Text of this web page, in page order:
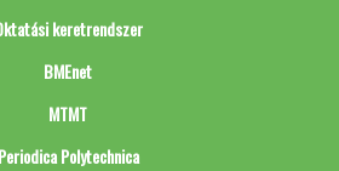
keretrendszer
BMEnet
MTMT
Periodica Polytechnica